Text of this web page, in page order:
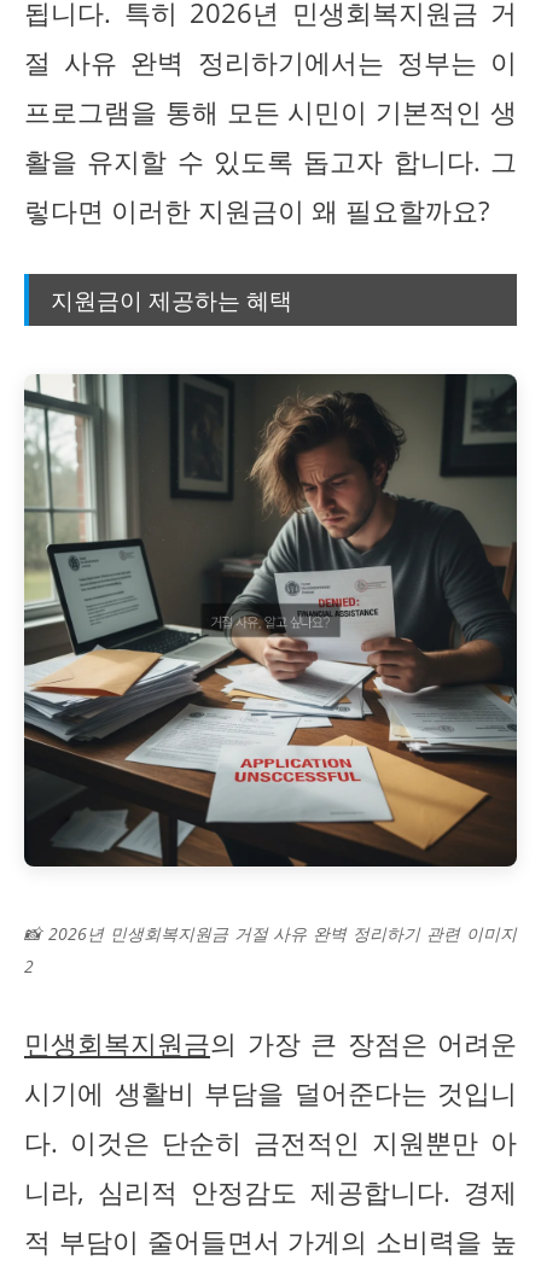
됩니다. 특히 2026년 민생회복지원금 거
절 사유 완벽 정리하기에서는 정부는 이
프로그램을 통해 모든 시민이 기본적인 생
활을 유지할 수 있도록 돕고자 합니다. 그
렇다면 이러한 지원금이 왜 필요할까요?
지원금이 제공하는 혜택
📸 2026년 민생회복지원금 거절 사유 완벽 정리하기 관련 이미지
2
민생회복지원금의 가장 큰 장점은 어려운
시기에 생활비 부담을 덜어준다는 것입니
다. 이것은 단순히 금전적인 지원뿐만 아
니라, 심리적 안정감도 제공합니다. 경제
적 부담이 줄어들면서 가게의 소비력을 높